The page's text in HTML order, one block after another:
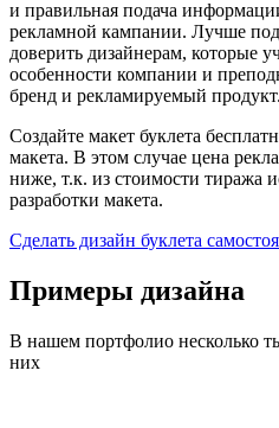
и правильная подача
рекламной кампании. Лучше
доверить дизайнерам, которые
особенности компании и
бренд и рекламируемый продукт.
Создайте макет буклета
макета. В этом случае цена
ниже, т.к. из стоимости тиража
разработки макета.
Сделать дизайн буклета
Примеры дизайна
В нашем портфолио несколько
них